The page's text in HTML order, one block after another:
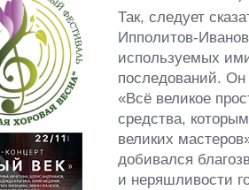
Так, следует
Ипполитов-
используемых
последований. Он
«Всё великое
средства,
великих
добивался
и неряшливости